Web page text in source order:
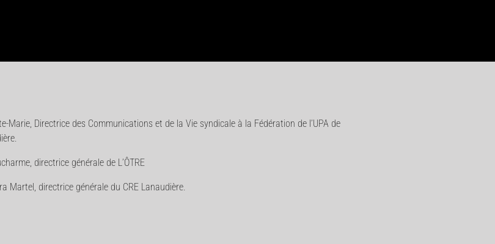
Directrice des Communications et de la Vie syndicale à la Fédération de l’UPA de
directrice générale de L’ÔTRE
Martel, directrice générale du CRE Lanaudière.